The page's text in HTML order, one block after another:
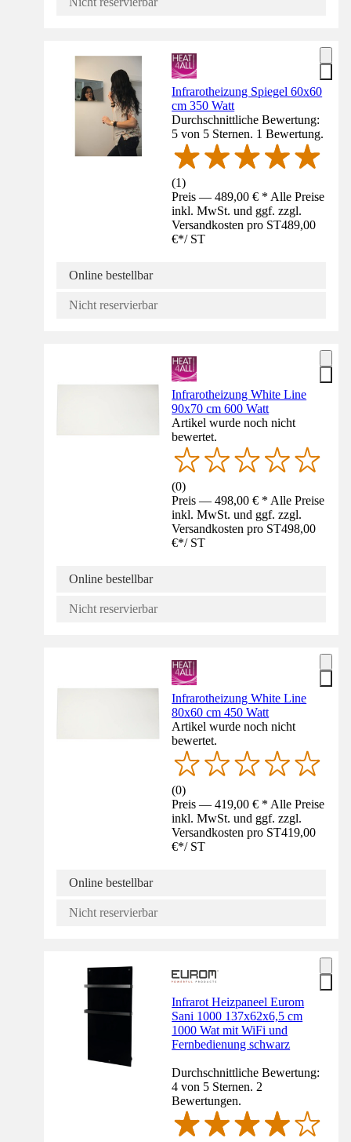
Infrarotheizung Spiegel 60x60
cm 350 Watt
Durchschnittliche Bewertung:
5 von 5 Sternen. 1 Bewertung.
(1)
Preis — 489,00 € * Alle Preise
inkl. MwSt. und ggf. zzgl.
Versandkosten pro ST489,00
€*/ ST
Online bestellbar
Nicht reservierbar
Infrarotheizung White Line
90x70 cm 600 Watt
Artikel wurde noch nicht
bewertet.
(0)
Preis — 498,00 € * Alle Preise
inkl. MwSt. und ggf. zzgl.
Versandkosten pro ST498,00
€*/ ST
Online bestellbar
Nicht reservierbar
Infrarotheizung White Line
80x60 cm 450 Watt
Artikel wurde noch nicht
bewertet.
(0)
Preis — 419,00 € * Alle Preise
inkl. MwSt. und ggf. zzgl.
Versandkosten pro ST419,00
€*/ ST
Online bestellbar
Nicht reservierbar
Infrarot Heizpaneel Eurom
Sani 1000 137x62x6,5 cm
1000 Wat mit WiFi und
Fernbedienung schwarz
Durchschnittliche Bewertung:
4 von 5 Sternen. 2
Bewertungen.